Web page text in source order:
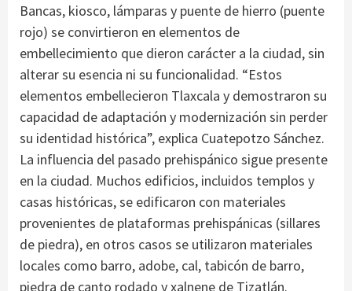
Bancas, kiosco, lámparas y puente de hierro (puente
rojo) se convirtieron en elementos de
embellecimiento que dieron carácter a la ciudad, sin
alterar su esencia ni su funcionalidad. “Estos
elementos embellecieron Tlaxcala y demostraron su
capacidad de adaptación y modernización sin perder
su identidad histórica”, explica Cuatepotzo Sánchez.
La influencia del pasado prehispánico sigue presente
en la ciudad. Muchos edificios, incluidos templos y
casas históricas, se edificaron con materiales
provenientes de plataformas prehispánicas (sillares
de piedra), en otros casos se utilizaron materiales
locales como barro, adobe, cal, tabicón de barro,
piedra de canto rodado y xalnene de Tizatlán.